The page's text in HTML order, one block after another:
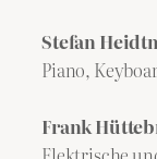
Stefan
Piano,
Frank